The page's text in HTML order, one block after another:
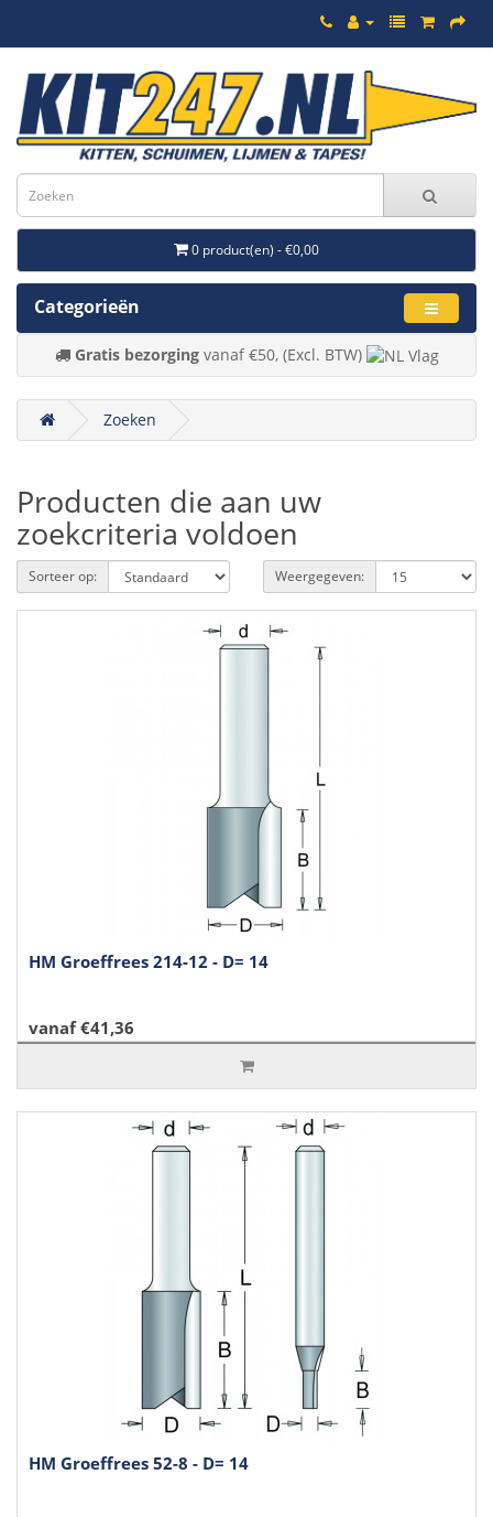
0 product(en) - €0,00
Categorieën
Gratis bezorgingvanaf €50, (Excl. BTW)
Zoeken
Producten die aan uw
zoekcriteria voldoen
Sorteer op: Weergegeven:
HM Groeffrees 214-12 - D= 14
vanaf €41,36
HM Groeffrees 52-8 - D= 14